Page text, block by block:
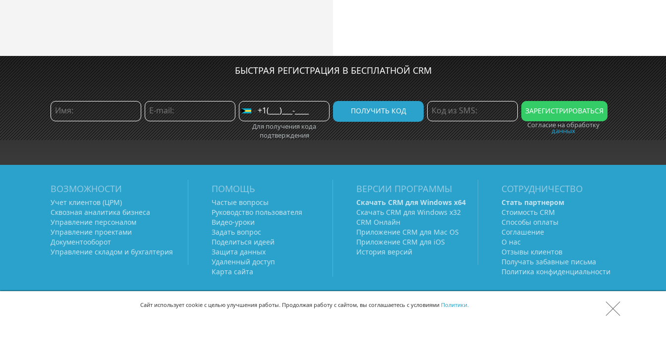
БЫСТРАЯ РЕГИСТРАЦИЯ В БЕСПЛАТНОЙ CRM
Для получения кода
подтверждения
Согласие на обработку
данных
ВОЗМОЖНОСТИ
Учет клиентов (ЦРМ)
Сквозная аналитика бизнеса
Управление персоналом
Управление проектами
Документооборот
Управление складом и бухгалтерия
ПОМОЩЬ
Частые вопросы
Руководство пользователя
Видео-уроки
Задать вопрос
Поделиться идеей
Защита данных
Удаленный доступ
Карта сайта
ВЕРСИИ ПРОГРАММЫ
Скачать CRM для Windows х64
Скачать CRM для Windows х32
CRM Онлайн
Приложение CRM для Mac OS
Приложение CRM для iOS
История версий
СОТРУДНИЧЕСТВО
Стать партнером
Стоимость CRM
Способы оплаты
Соглашение
О нас
Отзывы клиентов
Получать забавные письма
Политика конфиденциальности
Сайт использует cookie с целью улучшения работы. Продолжая работу с сайтом, вы соглашаетесь с условиями Политики.